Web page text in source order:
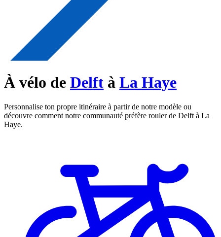
À vélo de Delft à La Haye
Personnalise ton propre itinéraire à partir de notre modèle ou
découvre comment notre communauté préfère rouler de Delft à La
Haye.